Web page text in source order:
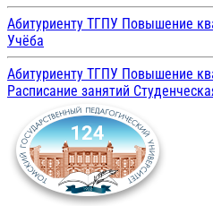
Абитуриенту ТГПУ Повышение
Учёба
Абитуриенту ТГПУ Повышение
Расписание занятий